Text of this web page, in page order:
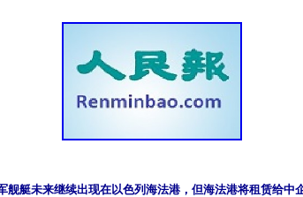
舰艇未来继续出现在以色列海法港，但海法港将租赁给中企